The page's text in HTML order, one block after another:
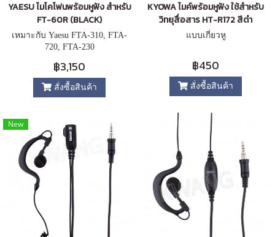
YAESU ไมโคโฟนพร้อมหูฟัง สำหรับ
FT-60R (BLACK)
เหมาะกับ Yaesu FTA-310, FTA-
720, FTA-230
฿3,150
สั่งซื้อสินค้า
KYOWA ไมค์พร้อมหูฟัง ใช้สำหรับ
วิทยุสื่อสาร HT-R172 สีดำ
แบบเกี่ยวหู
฿450
สั่งซื้อสินค้า
New